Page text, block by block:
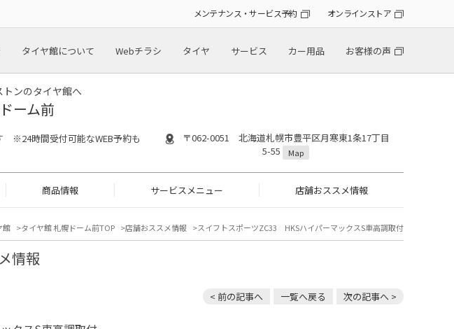
メンテナンス・サービス予約 オンラインストア
タイヤ館について Webチラシ タイヤ サービス カー用品 お客様の声
ンのタイヤ館へ
ーム前
※24時間受付可能なWEB予約も
〒062-0051 北海道札幌市豊平区月寒東1条17丁目
5-55
Map
商品情報 サービスメニュー 店舗おススメ情報
館 タイヤ館 札幌ドーム前TOP 店舗おススメ情報 スイフトスポーツZC33 HKSハイパーマックスS車高調取付
情報
< 前の記事へ 一覧へ戻る 次の記事へ >